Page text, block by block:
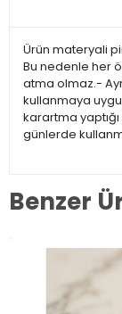
Ürün materyali
Bu nedenle her
atma olmaz.-
kullanmaya
karartma
günlerde
Benzer